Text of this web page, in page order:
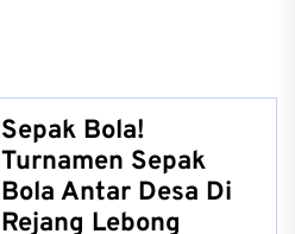
Sepak Bola!
Turnamen Sepak
Bola Antar Desa Di
Rejang Lebong